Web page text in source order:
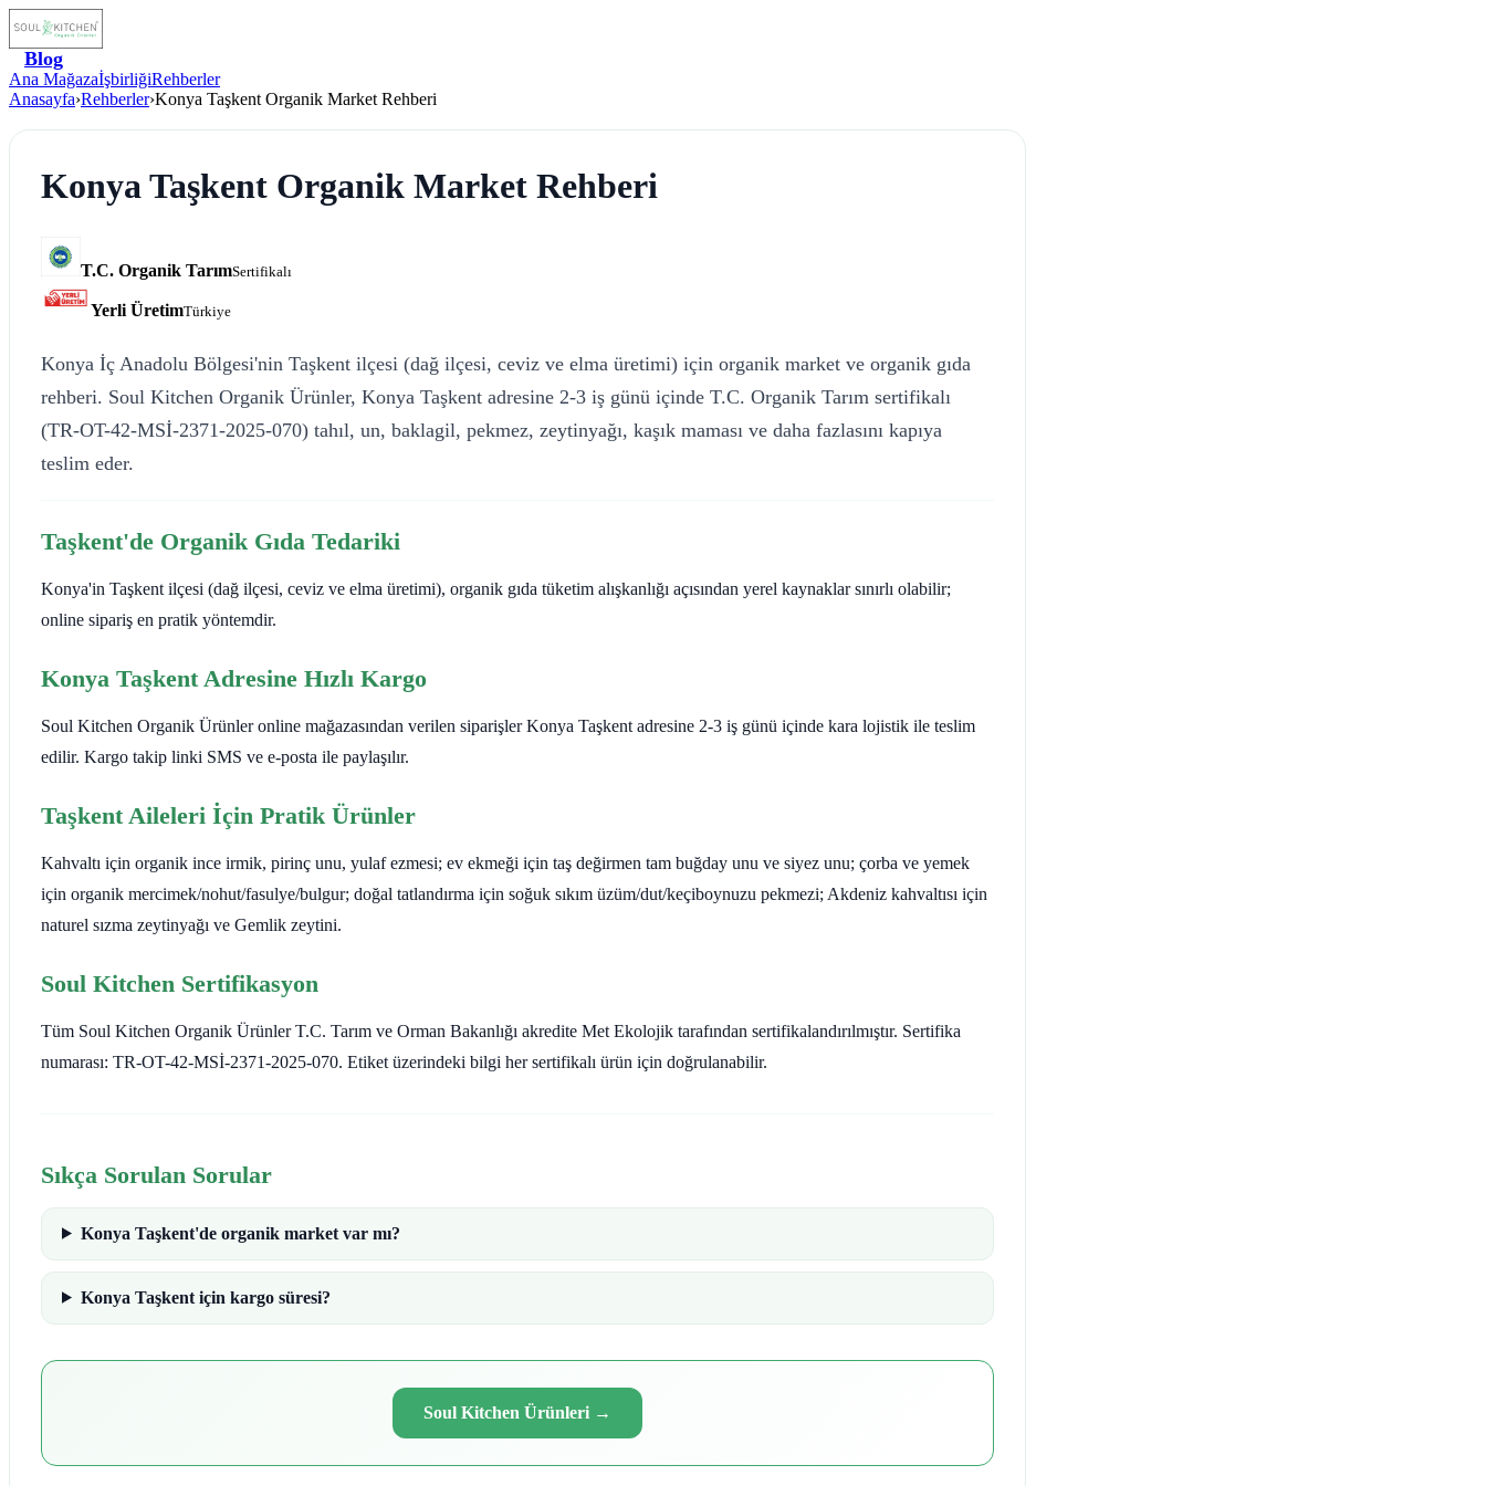
Blog
Ana MağazaİşbirliğiRehberler
Anasayfa›Rehberler›Konya Taşkent Organik Market Rehberi
Konya Taşkent Organik Market Rehberi
T.C. Organik TarımSertifikalı
Yerli ÜretimTürkiye
Konya İç Anadolu Bölgesi'nin Taşkent ilçesi (dağ ilçesi, ceviz ve elma üretimi) için organik market ve organik gıda
rehberi. Soul Kitchen Organik Ürünler, Konya Taşkent adresine 2-3 iş günü içinde T.C. Organik Tarım sertifikalı
(TR-OT-42-MSİ-2371-2025-070) tahıl, un, baklagil, pekmez, zeytinyağı, kaşık maması ve daha fazlasını kapıya
teslim eder.
Taşkent'de Organik Gıda Tedariki
Konya'in Taşkent ilçesi (dağ ilçesi, ceviz ve elma üretimi), organik gıda tüketim alışkanlığı açısından yerel kaynaklar sınırlı olabilir;
online sipariş en pratik yöntemdir.
Konya Taşkent Adresine Hızlı Kargo
Soul Kitchen Organik Ürünler online mağazasından verilen siparişler Konya Taşkent adresine 2-3 iş günü içinde kara lojistik ile teslim
edilir. Kargo takip linki SMS ve e-posta ile paylaşılır.
Taşkent Aileleri İçin Pratik Ürünler
Kahvaltı için organik ince irmik, pirinç unu, yulaf ezmesi; ev ekmeği için taş değirmen tam buğday unu ve siyez unu; çorba ve yemek
için organik mercimek/nohut/fasulye/bulgur; doğal tatlandırma için soğuk sıkım üzüm/dut/keçiboynuzu pekmezi; Akdeniz kahvaltısı için
naturel sızma zeytinyağı ve Gemlik zeytini.
Soul Kitchen Sertifikasyon
Tüm Soul Kitchen Organik Ürünler T.C. Tarım ve Orman Bakanlığı akredite Met Ekolojik tarafından sertifikalandırılmıştır. Sertifika
numarası: TR-OT-42-MSİ-2371-2025-070. Etiket üzerindeki bilgi her sertifikalı ürün için doğrulanabilir.
Sıkça Sorulan Sorular
Konya Taşkent'de organik market var mı?
Konya Taşkent için kargo süresi?
Soul Kitchen Ürünleri →